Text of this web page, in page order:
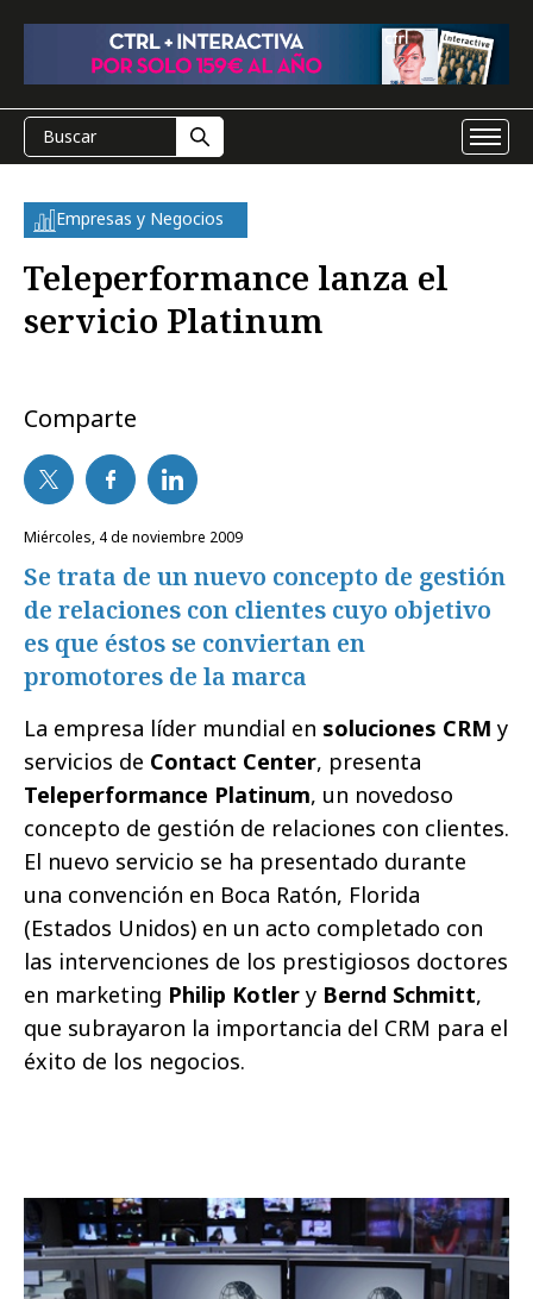
Empresas y Negocios
Teleperformance lanza el
servicio Platinum
Comparte
miércoles, 4 de noviembre 2009
Se trata de un nuevo concepto de gestión
de relaciones con clientes cuyo objetivo
es que éstos se conviertan en
promotores de la marca
La empresa líder mundial en soluciones CRM y
servicios de Contact Center, presenta
Teleperformance Platinum, un novedoso
concepto de gestión de relaciones con clientes.
El nuevo servicio se ha presentado durante
una convención en Boca Ratón, Florida
(Estados Unidos) en un acto completado con
las intervenciones de los prestigiosos doctores
en marketing Philip Kotler y Bernd Schmitt,
que subrayaron la importancia del CRM para el
éxito de los negocios.